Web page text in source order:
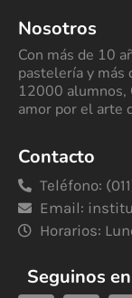
Nosotros
Con más de 10
pastelería y más
12000 alumnos,
amor por el arte
Contacto
Teléfono:
Email:
Horarios:
Seguinos